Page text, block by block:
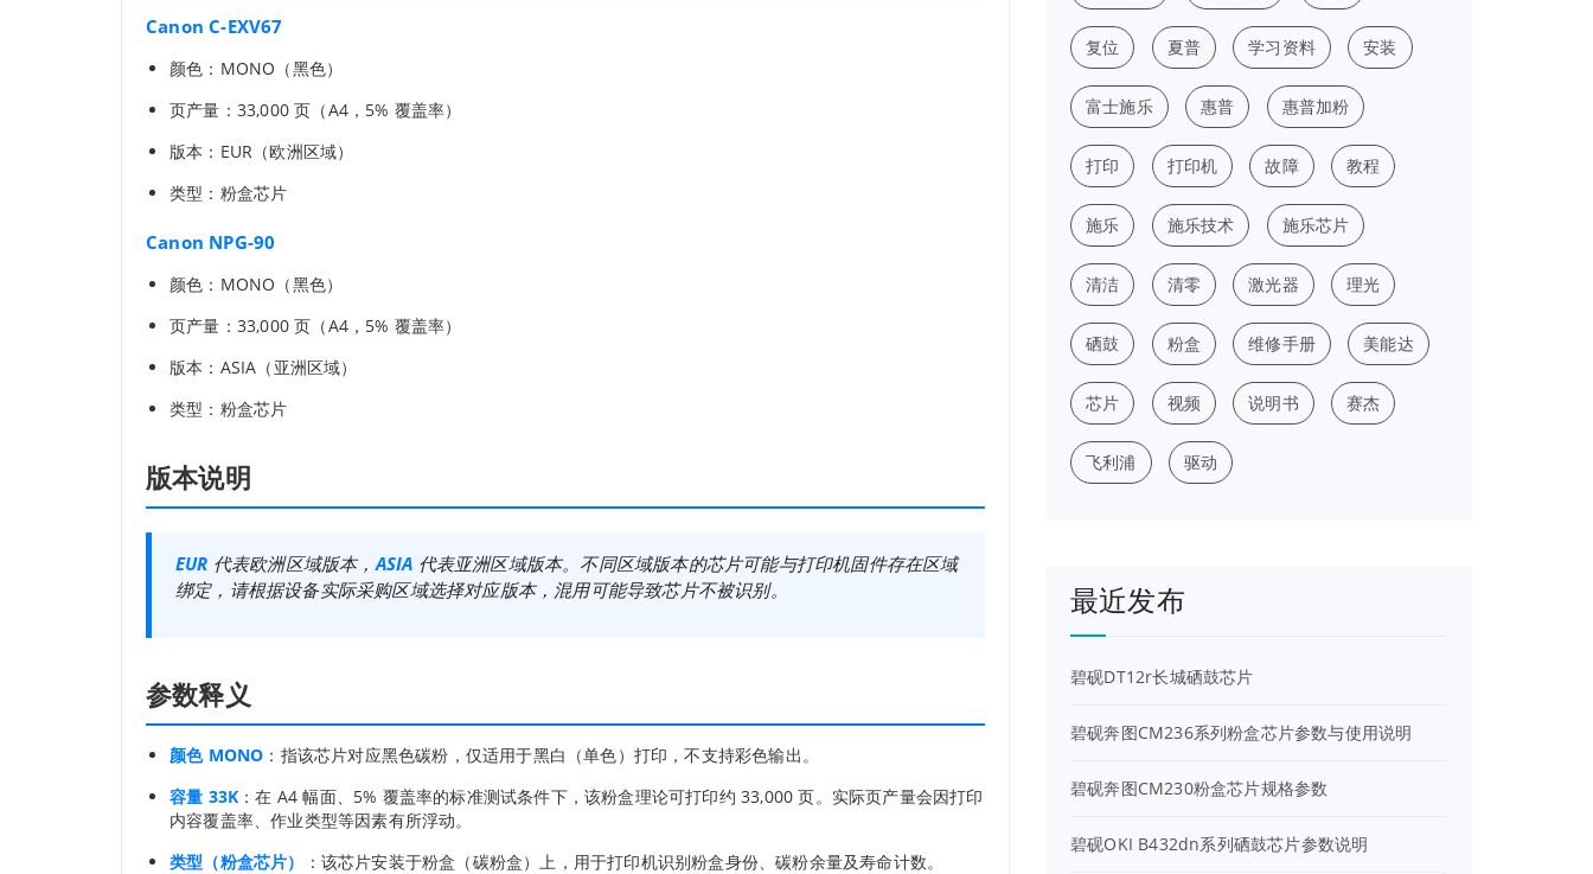
Canon C-EXV67
颜色：MONO（黑色）
页产量：33,000 页（A4，5% 覆盖率）
版本：EUR（欧洲区域）
类型：粉盒芯片
Canon NPG-90
颜色：MONO（黑色）
页产量：33,000 页（A4，5% 覆盖率）
版本：ASIA（亚洲区域）
类型：粉盒芯片
版本说明
EUR 代表欧洲区域版本，ASIA 代表亚洲区域版本。不同区域版本的芯片可能与打印机固件存在区域
绑定，请根据设备实际采购区域选择对应版本，混用可能导致芯片不被识别。
参数释义
颜色 MONO ：指该芯片对应黑色碳粉，仅适用于黑白（单色）打印，不支持彩色输出。
容量 33K ：在 A4 幅面、5% 覆盖率的标准测试条件下，该粉盒理论可打印约 33,000 页。实际页产量会因打印
内容覆盖率、作业类型等因素有所浮动。
类型（粉盒芯片）
：该芯片安装于粉盒（碳粉盒）上，用于打印机识别粉盒身份、碳粉余量及寿命计数。
复位 夏普 学习资料 安装
富士施乐 惠普 惠普加粉
打印 打印机 故障 教程
施乐 施乐技术 施乐芯片
清洁 清零 激光器 理光
硒鼓 粉盒 维修手册 美能达
芯片 视频 说明书 赛杰
飞利浦 驱动
最近发布
碧砚DT12r长城硒鼓芯片
碧砚奔图CM236系列粉盒芯片参数与使用说明
碧砚奔图CM230粉盒芯片规格参数
碧砚OKI B432dn系列硒鼓芯片参数说明